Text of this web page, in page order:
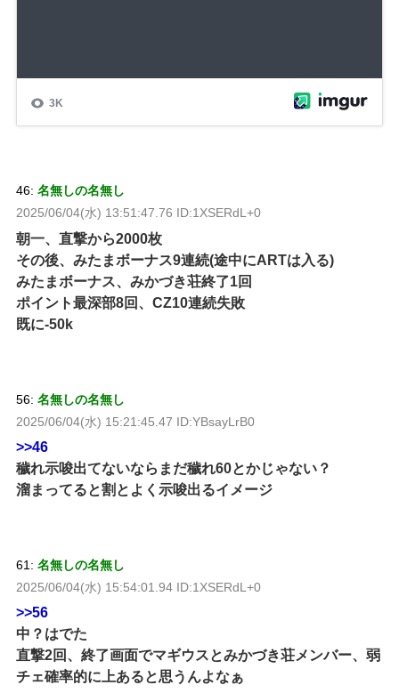
46: 名無しの名無し
2025/06/04(水) 13:51:47.76 ID:1XSERdL+0
朝一、直撃から2000枚
その後、みたまボーナス9連続(途中にARTは入る)
みたまボーナス、みかづき荘終了1回
ポイント最深部8回、CZ10連続失敗
既に-50k
56: 名無しの名無し
2025/06/04(水) 15:21:45.47 ID:YBsayLrB0
>>46
穢れ示唆出てないならまだ穢れ60とかじゃない？
溜まってると割とよく示唆出るイメージ
61: 名無しの名無し
2025/06/04(水) 15:54:01.94 ID:1XSERdL+0
>>56
中？はでた
直撃2回、終了画面でマギウスとみかづき荘メンバー、弱
チェ確率的に上あると思うんよなぁ